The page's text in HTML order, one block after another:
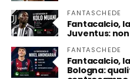
FANTASCHEDE
Fantacalcio,
Juventus:
FANTASCHEDE
Fantacalcio,
Bologna: